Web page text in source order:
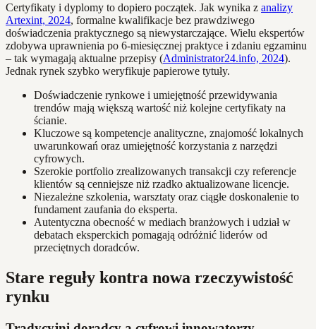
Certyfikaty i dyplomy to dopiero początek. Jak wynika z analizy
Artexint, 2024, formalne kwalifikacje bez prawdziwego
doświadczenia praktycznego są niewystarczające. Wielu ekspertów
zdobywa uprawnienia po 6-miesięcznej praktyce i zdaniu egzaminu
– tak wymagają aktualne przepisy (Administrator24.info, 2024).
Jednak rynek szybko weryfikuje papierowe tytuły.
Doświadczenie rynkowe i umiejętność przewidywania
trendów mają większą wartość niż kolejne certyfikaty na
ścianie.
Kluczowe są kompetencje analityczne, znajomość lokalnych
uwarunkowań oraz umiejętność korzystania z narzędzi
cyfrowych.
Szerokie portfolio zrealizowanych transakcji czy referencje
klientów są cenniejsze niż rzadko aktualizowane licencje.
Niezależne szkolenia, warsztaty oraz ciągłe doskonalenie to
fundament zaufania do eksperta.
Autentyczna obecność w mediach branżowych i udział w
debatach eksperckich pomagają odróżnić liderów od
przeciętnych doradców.
Stare reguły kontra nowa rzeczywistość
rynku